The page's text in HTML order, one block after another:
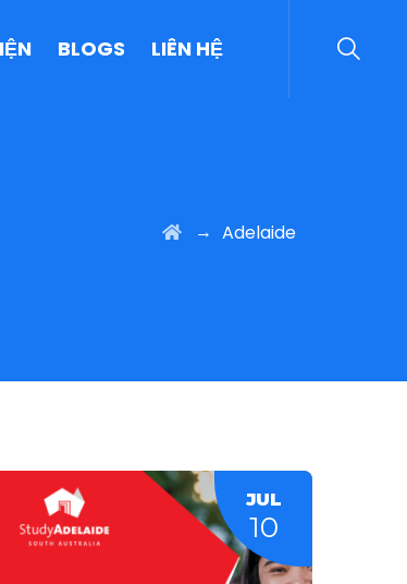
BLOGS LIÊN HỆ
→ Adelaide
JUL
10